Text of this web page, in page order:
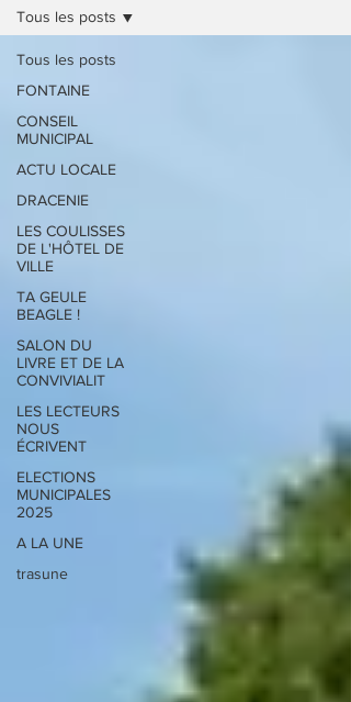
Tous les posts
FONTAINE
CONSEIL
MUNICIPAL
ACTU LOCALE
DRACENIE
LES COULISSES
DE L'HÔTEL DE
VILLE
TA GEULE
BEAGLE !
SALON DU
LIVRE ET DE LA
CONVIVIALIT
LES LECTEURS
NOUS
ÉCRIVENT
ELECTIONS
MUNICIPALES
2025
A LA UNE
trasune
Tous les posts